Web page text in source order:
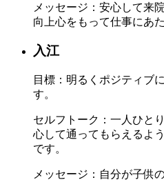
メッセージ： 安心して来
向上心をもって仕事にあ
入江
目標： 明るくポジティブ
す。
セルフトーク： 一人ひと
心して通ってもらえるよ
です。
メッセージ： 自分が子供